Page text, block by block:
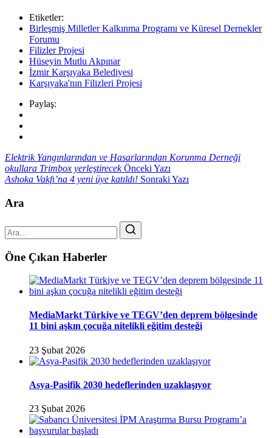
Etiketler:
Birleşmiş Milletler Kalkınma Programı ve Küresel Dernekler
Forumu
Filizler Projesi
Hüseyin Mutlu Akpınar
İzmir Karşıyaka Belediyesi
Karşıyaka'nın Filizleri Projesi
Paylaş:
Elektrik Yangınlarından ve Hasarlarından Korunma Derneği
okullara Trimbox yerleştirecekÖnceki Yazı
Ashoka Vakfı’na 4 yeni üye katıldı! Sonraki Yazı
Ara
Öne Çıkan Haberler
MediaMarkt Türkiye ve TEGV’den deprem bölgesinde
11 bini aşkın çocuğa nitelikli eğitim desteği
23 Şubat 2026
Asya-Pasifik 2030 hedeflerinden uzaklaşıyor
23 Şubat 2026